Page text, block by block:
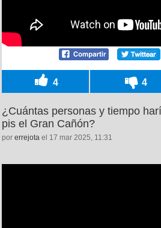
4 4
¿Cuántas personas y tiempo
pis el Gran Cañón?
por errejota el 17 mar 2025, 11:31